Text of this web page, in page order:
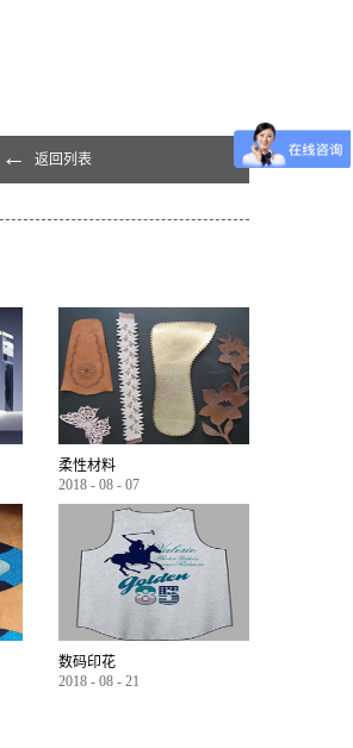
返回列表
柔性材料
2018 - 08 - 07
数码印花
2018 - 08 - 21